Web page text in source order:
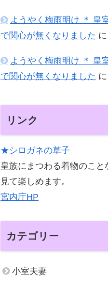
ようやく梅雨明け ＊ 皇
で関心が無くなりました に
ようやく梅雨明け ＊ 皇
で関心が無くなりました に
リンク
★シロガネの草子
皇族にまつわる着物のこと
見て楽しめます。
宮内庁HP
カテゴリー
小室夫妻